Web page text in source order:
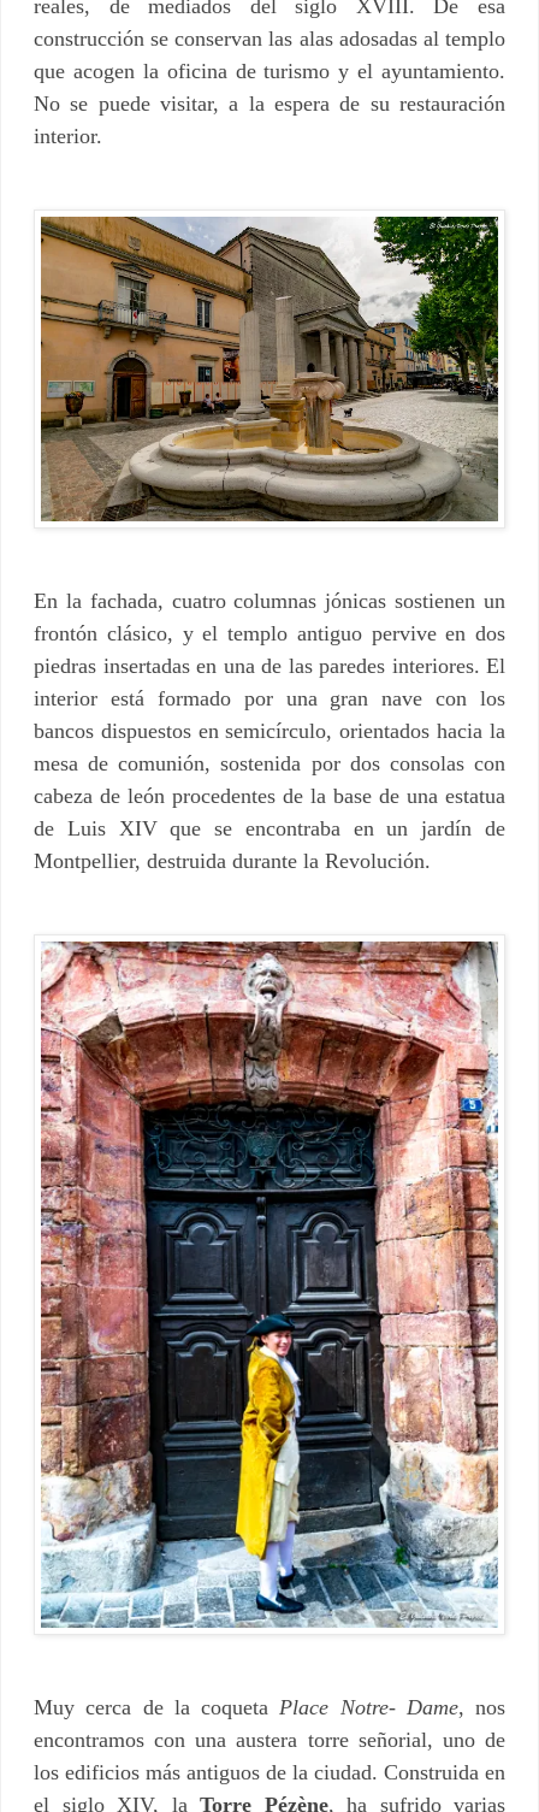
reales, de mediados del siglo XVIII. De esa
construcción se conservan las alas adosadas al templo
que acogen la oficina de turismo y el ayuntamiento.
No se puede visitar, a la espera de su restauración
interior.
En la fachada, cuatro columnas jónicas sostienen un
frontón clásico, y el templo antiguo pervive en dos
piedras insertadas en una de las paredes interiores. El
interior está formado por una gran nave con los
bancos dispuestos en semicírculo, orientados hacia la
mesa de comunión, sostenida por dos consolas con
cabeza de león procedentes de la base de una estatua
de Luis XIV que se encontraba en un jardín de
Montpellier, destruida durante la Revolución.
Muy cerca de la coqueta Place Notre- Dame, nos
encontramos con una austera torre señorial, uno de
los edificios más antiguos de la ciudad. Construida en
el siglo XIV, la Torre Pézène, ha sufrido varias